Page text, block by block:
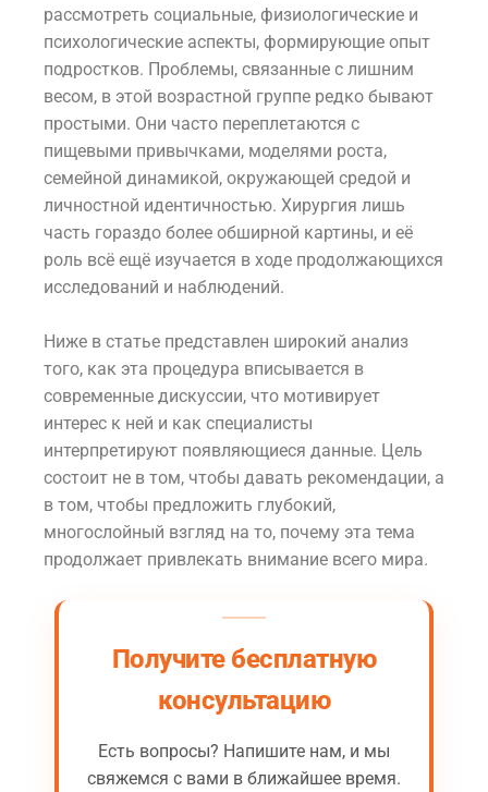
рассмотреть социальные, физиологические и
психологические аспекты, формирующие опыт
подростков. Проблемы, связанные с лишним
весом, в этой возрастной группе редко бывают
простыми. Они часто переплетаются с
пищевыми привычками, моделями роста,
семейной динамикой, окружающей средой и
личностной идентичностью. Хирургия лишь
часть гораздо более обширной картины, и её
роль всё ещё изучается в ходе продолжающихся
исследований и наблюдений.
Ниже в статье представлен широкий анализ
того, как эта процедура вписывается в
современные дискуссии, что мотивирует
интерес к ней и как специалисты
интерпретируют появляющиеся данные. Цель
состоит не в том, чтобы давать рекомендации, а
в том, чтобы предложить глубокий,
многослойный взгляд на то, почему эта тема
продолжает привлекать внимание всего мира.
Получите бесплатную
консультацию
Есть вопросы? Напишите нам, и мы
свяжемся с вами в ближайшее время.